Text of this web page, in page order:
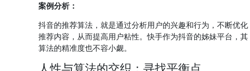
案例分析：
抖音的推荐算法，就是通过分析用户的兴趣和行为，不断优化
推荐内容，从而提高用户粘性。快手作为抖音的姊妹平台，其
算法的精准度也不容小觑。